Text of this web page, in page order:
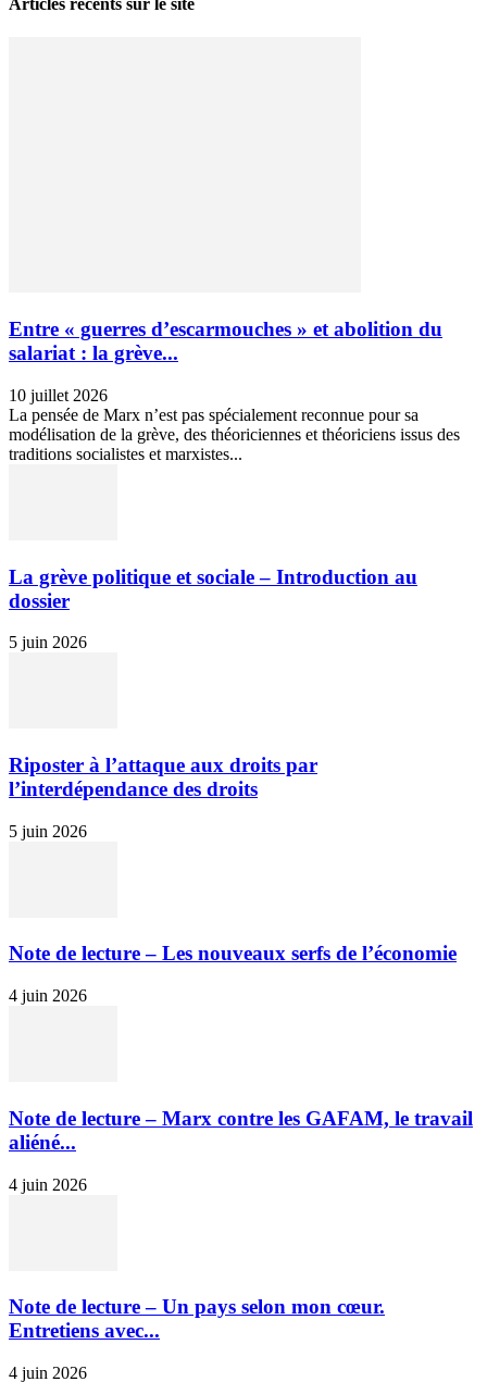
Articles récents sur le site
Entre « guerres d’escarmouches » et abolition du
salariat : la grève...
10 juillet 2026
La pensée de Marx n’est pas spécialement reconnue pour sa
modélisation de la grève, des théoriciennes et théoriciens issus des
traditions socialistes et marxistes...
La grève politique et sociale – Introduction au
dossier
5 juin 2026
Riposter à l’attaque aux droits par
l’interdépendance des droits
5 juin 2026
Note de lecture – Les nouveaux serfs de l’économie
4 juin 2026
Note de lecture – Marx contre les GAFAM, le travail
aliéné...
4 juin 2026
Note de lecture – Un pays selon mon cœur.
Entretiens avec...
4 juin 2026